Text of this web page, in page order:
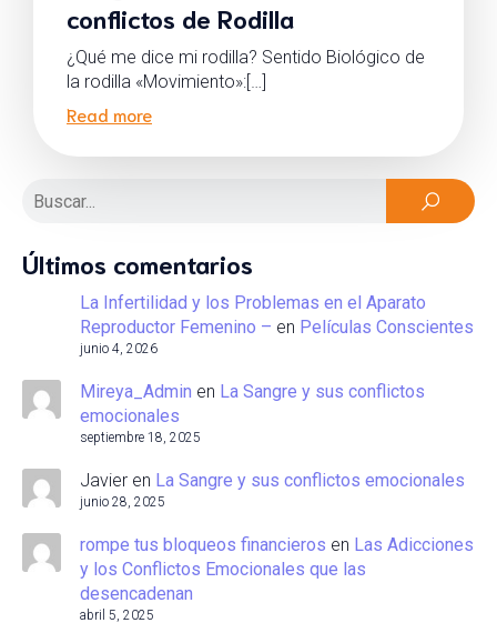
conflictos de Rodilla
¿Qué me dice mi rodilla? Sentido Biológico de
la rodilla «Movimiento»:[…]
Read more
Últimos comentarios
La Infertilidad y los Problemas en el Aparato
Reproductor Femenino – en Películas Conscientes
junio 4, 2026
Mireya_Admin en La Sangre y sus conflictos
emocionales
septiembre 18, 2025
Javier en La Sangre y sus conflictos emocionales
junio 28, 2025
rompe tus bloqueos financieros en Las Adicciones
y los Conflictos Emocionales que las
desencadenan
abril 5, 2025